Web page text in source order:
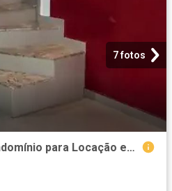
7 fotos
Casa / Sobrado em Condomínio para Locação em Campos dos Goytacazes/RJ Parque Jóquei Club 2 Quartos